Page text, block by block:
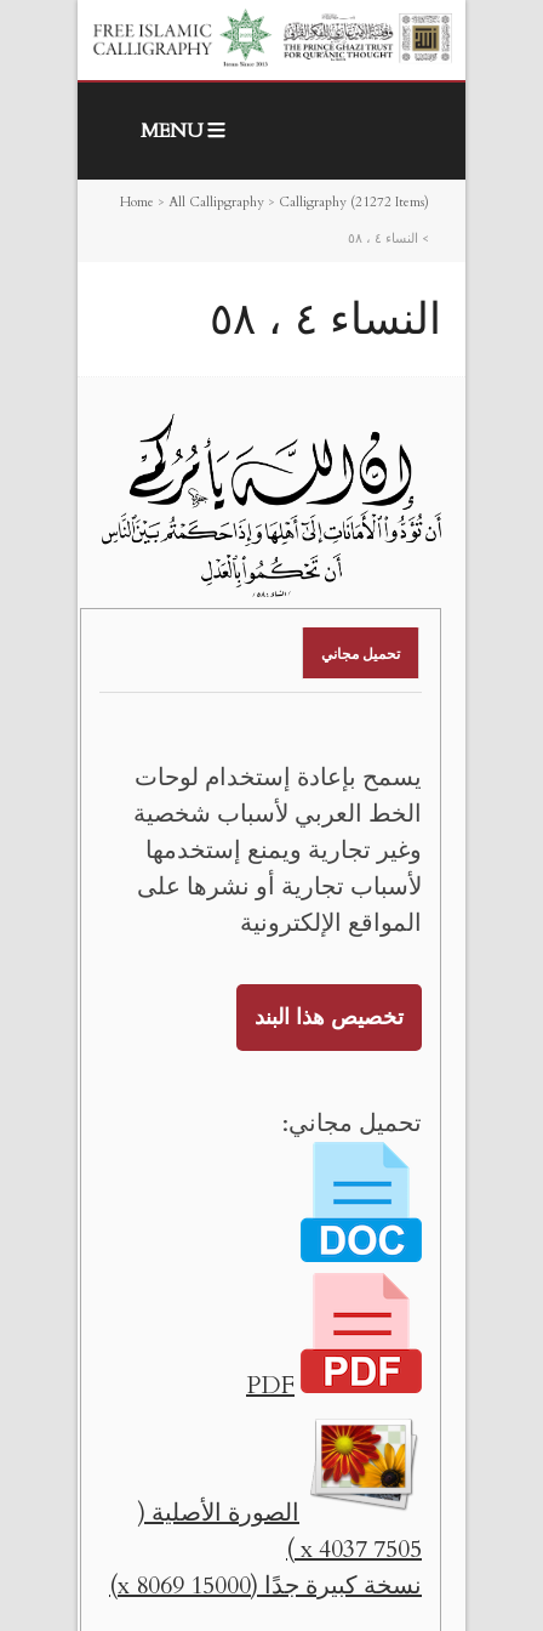
MENU
Home > All Callipgraphy > Calligraphy (21272 Items)
> النساء ٤ ، ٥٨
النساء ٤ ، ٥٨
تحميل مجاني
يسمح بإعادة إستخدام لوحات
الخط العربي لأسباب شخصية
وغير تجارية ويمنع إستخدمها
لأسباب تجارية أو نشرها على
المواقع الإلكترونية
تخصيص هذا البند
تحميل مجاني:
PDF
الصورة الأصلية (
7505 x 4037 )
نسخة كبيرة جدًا (15000 x 8069)